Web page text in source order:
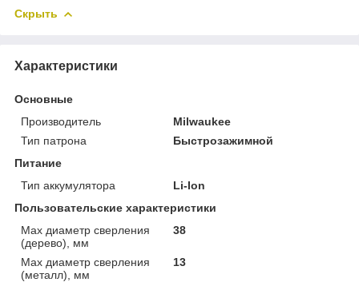
Скрыть
Характеристики
Основные
Производитель
Milwaukee
Тип патрона
Быстрозажимной
Питание
Тип аккумулятора
Li-Ion
Пользовательские характеристики
Max диаметр сверления
(дерево), мм
38
Max диаметр сверления
(металл), мм
13